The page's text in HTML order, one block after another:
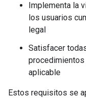
Implementa la
los usuarios
legal
Satisfacer
aplicable
Estos requisitos se